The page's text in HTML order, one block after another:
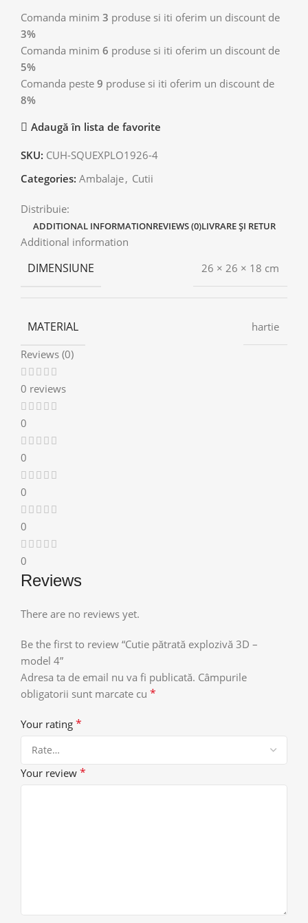
Comanda minim 3 produse si iti oferim un discount de
3%
Comanda minim 6 produse si iti oferim un discount de
5%
Comanda peste 9 produse si iti oferim un discount de
8%
Adaugă în lista de favorite
SKU: CUH-SQUEXPLO1926-4
Categories: Ambalaje, Cutii
Distribuie:
ADDITIONAL INFORMATIONREVIEWS (0)LIVRARE ȘI RETUR
Additional information
DIMENSIUNE 26 × 26 × 18 cm
MATERIAL
hartie
Reviews (0)
0 reviews
0
0
0
0
0
Reviews
There are no reviews yet.
Be the first to review “Cutie pătrată explozivă 3D –
model 4”
Adresa ta de email nu va fi publicată. Câmpurile
obligatorii sunt marcate cu *
Your rating *
Your review *